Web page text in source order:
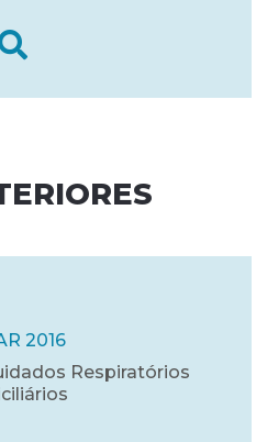
2016
Respiratórios